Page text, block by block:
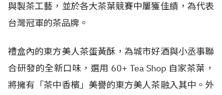
與製茶工藝，並於各大茶葉競賽中屢獲佳績，為代表
台灣冠軍的茶品牌。
禮盒內的東方美人茶蛋黃酥，為城市好酒與小丞事聯
合研發的全新口味，選用 60+ Tea Shop 自家茶葉，
將擁有「茶中香檳」美譽的東方美人茶融入其中。外